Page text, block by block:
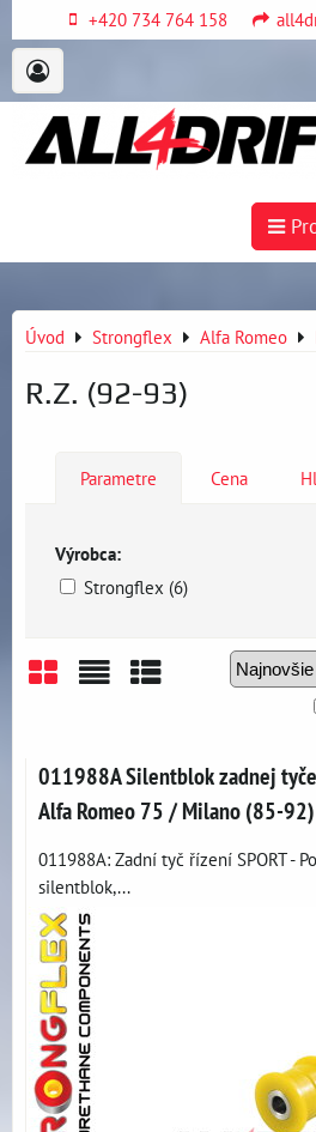
+420 734 764 158
Úvod Strongflex Alfa Romeo
R.Z. (92-93)
Parametre Cena
Výrobca:
Strongflex (6)
011988A Silentblok zadnej tyče
Alfa Romeo 75 / Milano (85-
011988A: Zadní tyč řízení SPORT -
silentblok,...